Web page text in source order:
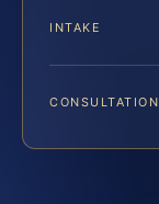
INTAKE
CONSULTATION